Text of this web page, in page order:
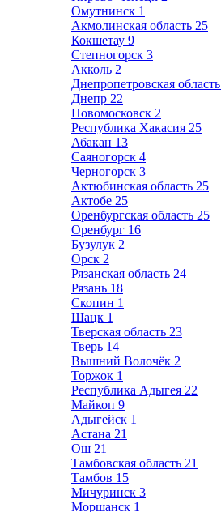
Омутнинск 1
Акмолинская область 25
Кокшетау 9
Степногорск 3
Акколь 2
Днепропетровская область
Днепр 22
Новомосковск 2
Республика Хакасия 25
Абакан 13
Саяногорск 4
Черногорск 3
Актюбинская область 25
Актобе 25
Оренбургская область 25
Оренбург 16
Бузулук 2
Орск 2
Рязанская область 24
Рязань 18
Скопин 1
Шацк 1
Тверская область 23
Тверь 14
Вышний Волочёк 2
Торжок 1
Республика Адыгея 22
Майкоп 9
Адыгейск 1
Астана 21
Ош 21
Тамбовская область 21
Тамбов 15
Мичуринск 3
Моршанск 1